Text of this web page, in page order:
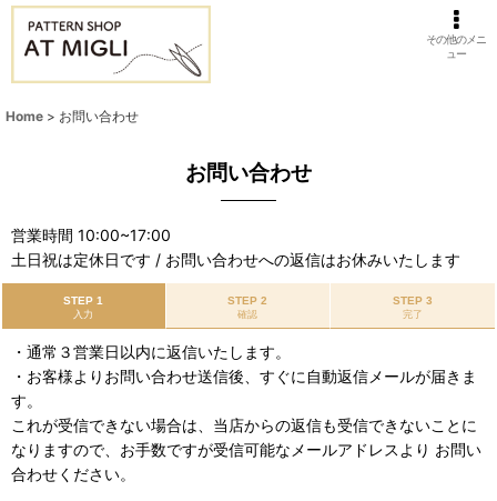
その他のメニ
ュー
Home > お問い合わせ
お問い合わせ
営業時間 10:00~17:00
土日祝は定休日です / お問い合わせへの返信はお休みいたします
STEP 1
入力
STEP 2
確認
STEP 3
完了
・通常３営業日以内に返信いたします。
・お客様よりお問い合わせ送信後、すぐに自動返信メールが届きま
す。
これが受信できない場合は、当店からの返信も受信できないことに
なりますので、お手数ですが受信可能なメールアドレスより お問い
合わせください。